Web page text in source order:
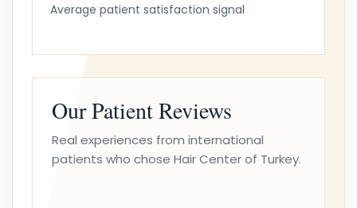
Average patient satisfaction signal
Our Patient Reviews
Real experiences from international
patients who chose Hair Center of Turkey.